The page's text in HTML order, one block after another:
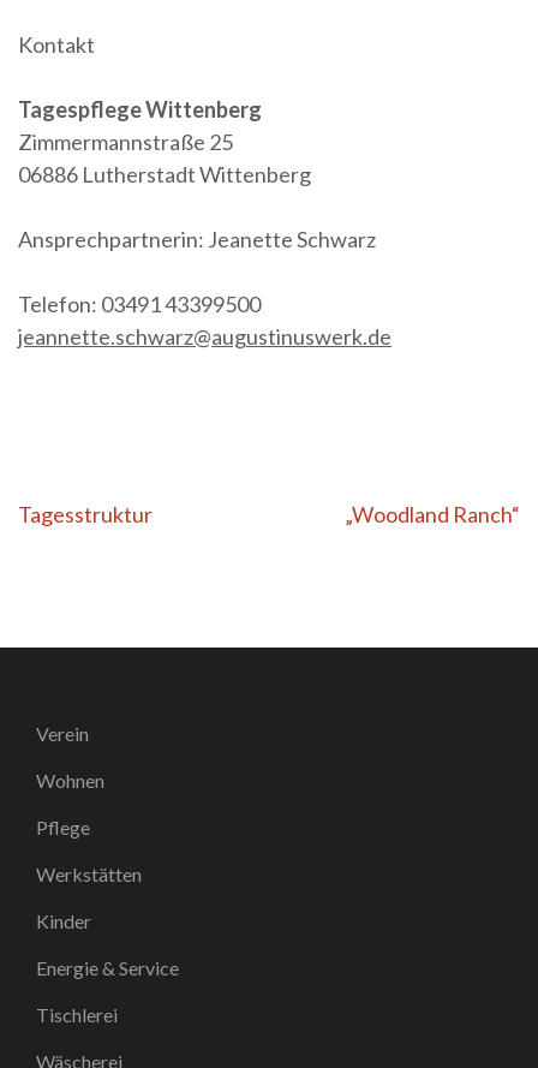
Kontakt
Tagespflege Wittenberg
Zimmermannstraße 25
06886 Lutherstadt Wittenberg
Ansprechpartnerin: Jeanette Schwarz
Telefon: 03491 43399500
jeannette.schwarz@augustinuswerk.de
Beitragsnavigation
Tagesstruktur „Woodland Ranch“
Verein
Wohnen
Pflege
Werkstätten
Kinder
Energie & Service
Tischlerei
Wäscherei